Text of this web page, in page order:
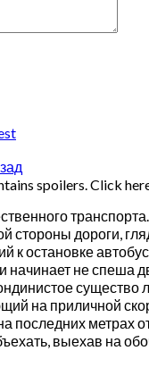
spoilers.Click
стороны дороги,
к остановке
начинает не спеша
существо
на приличной
последних метрах
выехав на